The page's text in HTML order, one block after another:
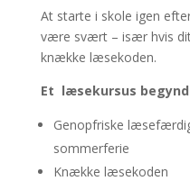
At starte i skole igen
være svært – især hvis
knække læsekoden.
Et læsekursus
Genopfriske
sommerferie
Knække læsekoden